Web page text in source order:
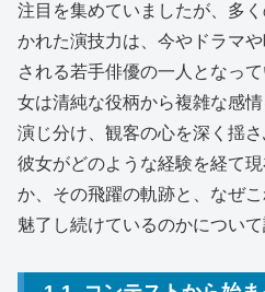
注目を集めていましたが、多
かれた演技力は、今やドラマ
される若手俳優の一人となっ
女は清純な役柄から複雑な感
演じ分け、観客の心を深く揺
彼女がどのような経験を経て
か、その飛躍の軌跡と、なぜ
魅了し続けているのかについ